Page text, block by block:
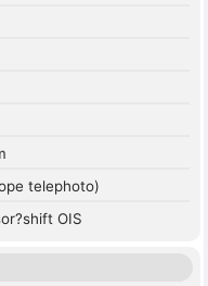
telephoto)
OIS